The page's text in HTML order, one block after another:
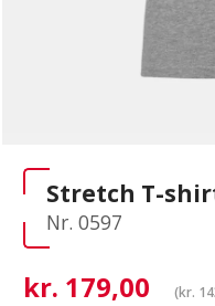
Stretch T-
Nr. 0597
kr. 179,00 (kr.